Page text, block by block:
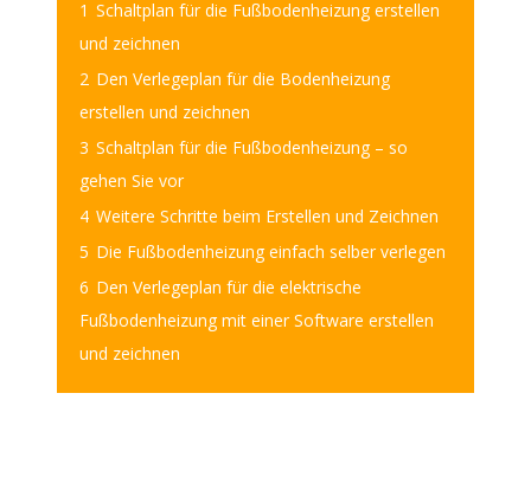
1 Schaltplan für die Fußbodenheizung erstellen
und zeichnen
2 Den Verlegeplan für die Bodenheizung
erstellen und zeichnen
3 Schaltplan für die Fußbodenheizung – so
gehen Sie vor
4 Weitere Schritte beim Erstellen und Zeichnen
5 Die Fußbodenheizung einfach selber verlegen
6 Den Verlegeplan für die elektrische
Fußbodenheizung mit einer Software erstellen
und zeichnen